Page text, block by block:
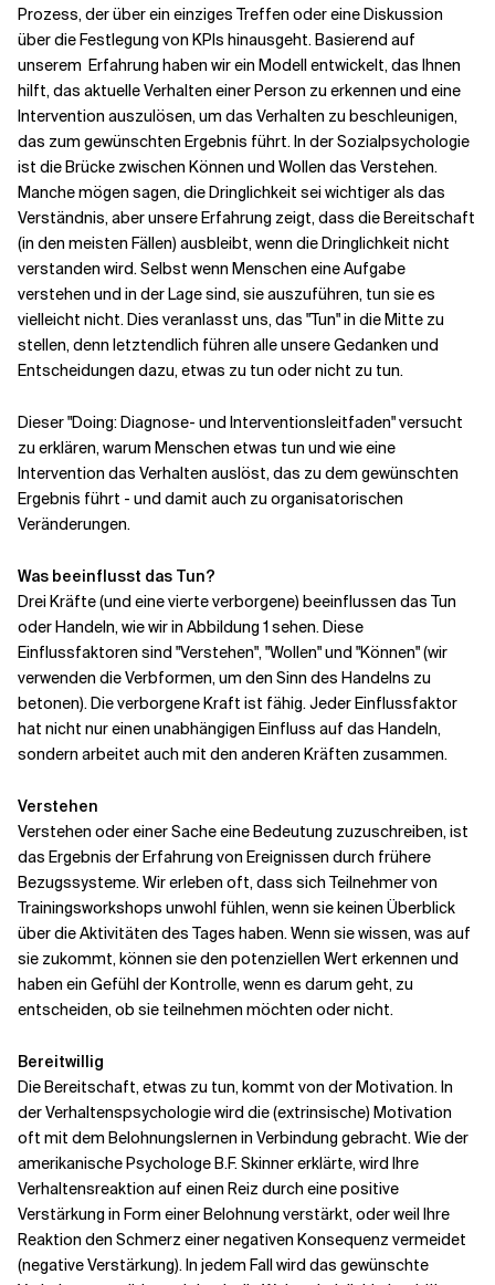
Prozess, der über ein einziges Treffen oder eine Diskussion
über die Festlegung von KPIs hinausgeht. Basierend auf
unserem Erfahrung haben wir ein Modell entwickelt, das Ihnen
hilft, das aktuelle Verhalten einer Person zu erkennen und eine
Intervention auszulösen, um das Verhalten zu beschleunigen,
das zum gewünschten Ergebnis führt. In der Sozialpsychologie
ist die Brücke zwischen Können und Wollen das Verstehen.
Manche mögen sagen, die Dringlichkeit sei wichtiger als das
Verständnis, aber unsere Erfahrung zeigt, dass die Bereitschaft
(in den meisten Fällen) ausbleibt, wenn die Dringlichkeit nicht
verstanden wird. Selbst wenn Menschen eine Aufgabe
verstehen und in der Lage sind, sie auszuführen, tun sie es
vielleicht nicht. Dies veranlasst uns, das "Tun" in die Mitte zu
stellen, denn letztendlich führen alle unsere Gedanken und
Entscheidungen dazu, etwas zu tun oder nicht zu tun.
Dieser "Doing: Diagnose- und Interventionsleitfaden" versucht
zu erklären, warum Menschen etwas tun und wie eine
Intervention das Verhalten auslöst, das zu dem gewünschten
Ergebnis führt - und damit auch zu organisatorischen
Veränderungen.
Was beeinflusst das Tun?
Drei Kräfte (und eine vierte verborgene) beeinflussen das Tun
oder Handeln, wie wir in Abbildung 1 sehen. Diese
Einflussfaktoren sind "Verstehen", "Wollen" und "Können" (wir
verwenden die Verbformen, um den Sinn des Handelns zu
betonen). Die verborgene Kraft ist fähig. Jeder Einflussfaktor
hat nicht nur einen unabhängigen Einfluss auf das Handeln,
sondern arbeitet auch mit den anderen Kräften zusammen.
Verstehen
Verstehen oder einer Sache eine Bedeutung zuzuschreiben, ist
das Ergebnis der Erfahrung von Ereignissen durch frühere
Bezugssysteme. Wir erleben oft, dass sich Teilnehmer von
Trainingsworkshops unwohl fühlen, wenn sie keinen Überblick
über die Aktivitäten des Tages haben. Wenn sie wissen, was auf
sie zukommt, können sie den potenziellen Wert erkennen und
haben ein Gefühl der Kontrolle, wenn es darum geht, zu
entscheiden, ob sie teilnehmen möchten oder nicht.
Bereitwillig
Die Bereitschaft, etwas zu tun, kommt von der Motivation. In
der Verhaltenspsychologie wird die (extrinsische) Motivation
oft mit dem Belohnungslernen in Verbindung gebracht. Wie der
amerikanische Psychologe B.F. Skinner erklärte, wird Ihre
Verhaltensreaktion auf einen Reiz durch eine positive
Verstärkung in Form einer Belohnung verstärkt, oder weil Ihre
Reaktion den Schmerz einer negativen Konsequenz vermeidet
(negative Verstärkung). In jedem Fall wird das gewünschte